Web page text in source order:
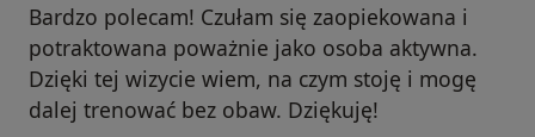
Bardzo polecam! Czułam się zaopiekowana i
potraktowana poważnie jako osoba aktywna.
Dzięki tej wizycie wiem, na czym stoję i mogę
dalej trenować bez obaw. Dziękuję!